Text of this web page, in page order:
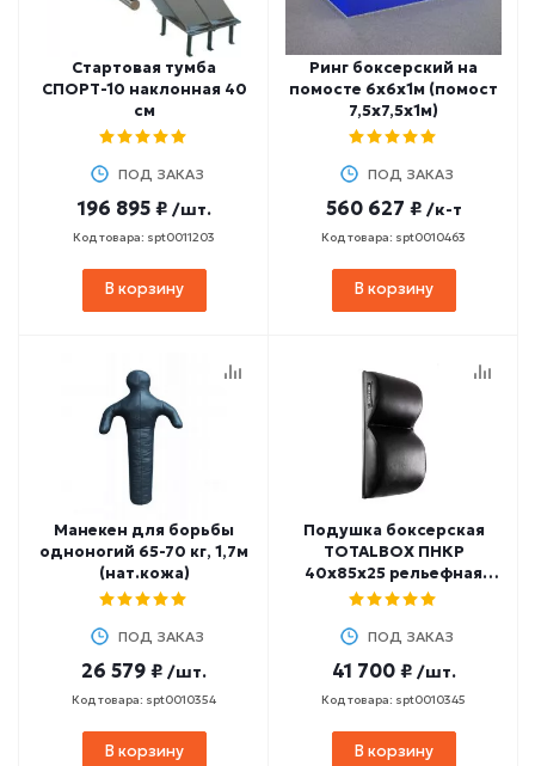
Стартовая тумба
СПОРТ-10 наклонная 40
см
ПОД ЗАКАЗ
196 895 ₽ /шт.
Код товара: spt0011203
В корзину
Ринг боксерский на
помосте 6х6х1м (помост
7,5х7,5х1м)
ПОД ЗАКАЗ
560 627 ₽ /к-т
Код товара: spt0010463
В корзину
Манекен для борьбы
одноногий 65-70 кг, 1,7м
(нат.кожа)
ПОД ЗАКАЗ
26 579 ₽ /шт.
Код товара: spt0010354
В корзину
Подушка боксерская
TOTALBOX ПНКР
40х85х25 рельефная
(нат. кожа)
ПОД ЗАКАЗ
41 700 ₽ /шт.
Код товара: spt0010345
В корзину